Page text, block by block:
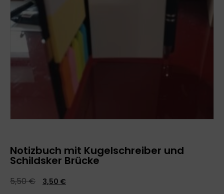
Notizbuch mit Kugelschreiber und
Schildsker Brücke
5,50€ 3,50 €